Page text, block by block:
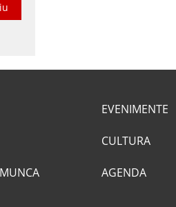
EVENIMENTE
CULTURA
AGENDA